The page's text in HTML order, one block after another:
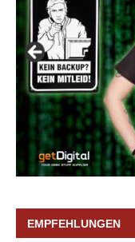
EMPFEHLUNGEN